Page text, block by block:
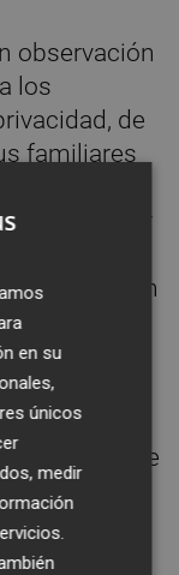
observación
los
de
familiares
Por su
prestar
a la vez
necesitan
un
últimos
del Clínico se
asistencial
que
en su
únicos
medir